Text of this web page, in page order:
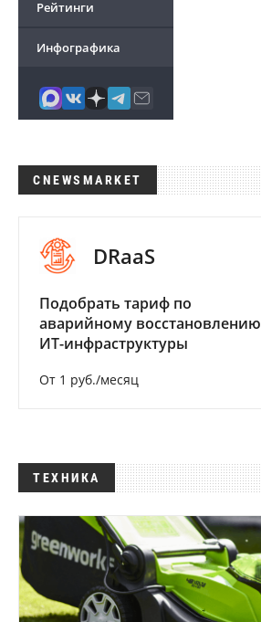
Рейтинги
Инфографика
CNEWSMARKET
DRaaS
Подобрать тариф по
аварийному восстановлению
ИТ-инфраструктуры
От 1 руб./месяц
ТЕХНИКА